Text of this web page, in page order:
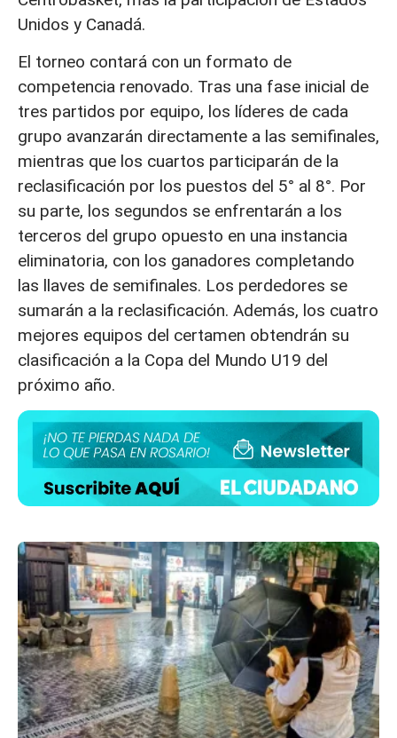
Unidos y Canadá.
El torneo contará con un formato de
competencia renovado. Tras una fase inicial de
tres partidos por equipo, los líderes de cada
grupo avanzarán directamente a las semifinales,
mientras que los cuartos participarán de la
reclasificación por los puestos del 5° al 8°. Por
su parte, los segundos se enfrentarán a los
terceros del grupo opuesto en una instancia
eliminatoria, con los ganadores completando
las llaves de semifinales. Los perdedores se
sumarán a la reclasificación. Además, los cuatro
mejores equipos del certamen obtendrán su
clasificación a la Copa del Mundo U19 del
próximo año.